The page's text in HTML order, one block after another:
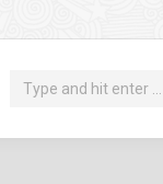
Recherche